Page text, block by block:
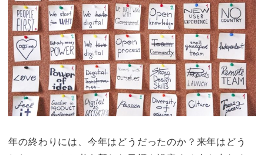
年の終わりには、今年はどうだったのか？来年はどう